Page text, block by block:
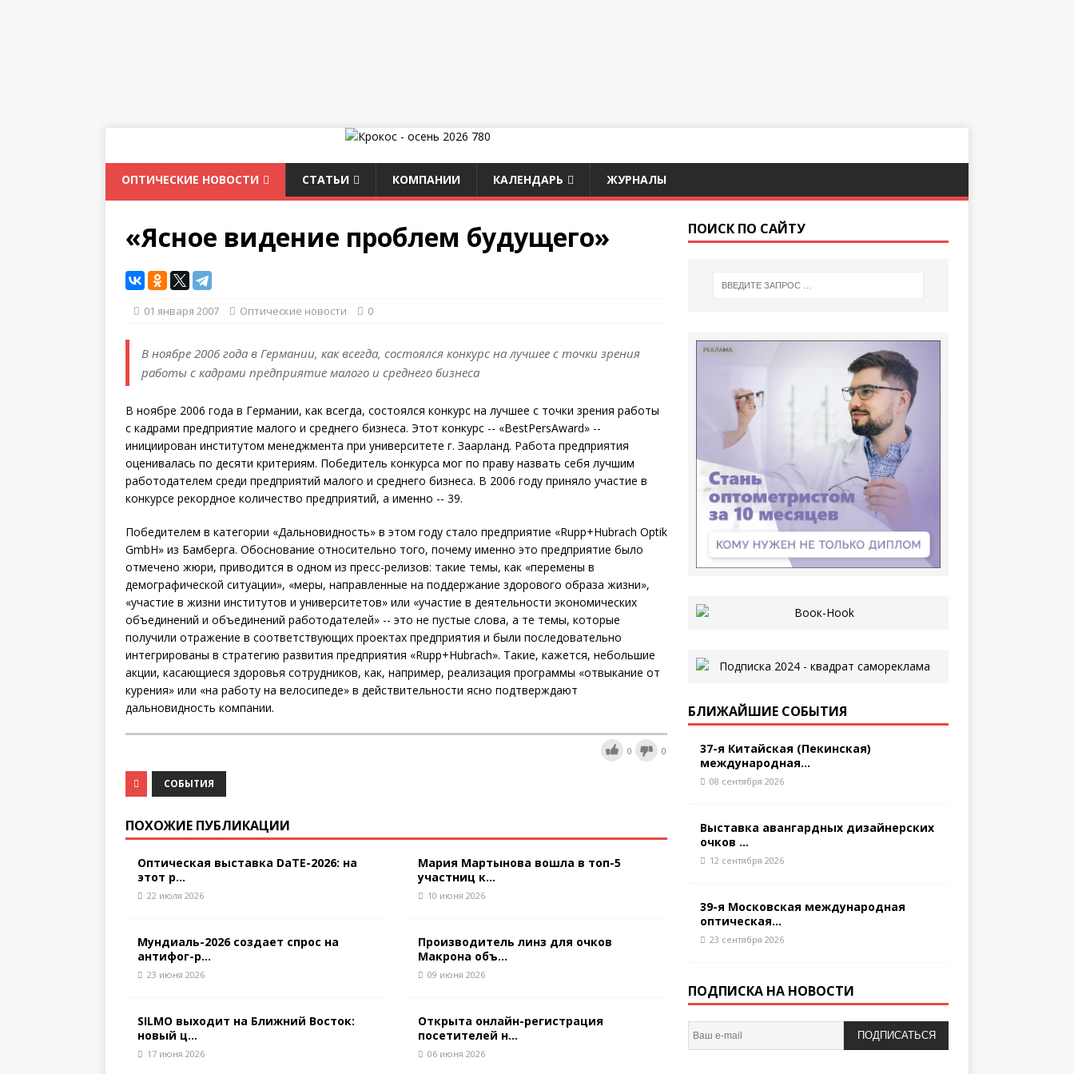
ОПТИЧЕСКИЕ НОВОСТИ СТАТЬИ КОМПАНИИ КАЛЕНДАРЬ ЖУРНАЛЫ
«Ясное видение проблем будущего»
01 января 2007 Оптические новости 0
В ноябре 2006 года в Германии, как всегда, состоялся конкурс на лучшее с точки зрения
работы с кадрами предприятие малого и среднего бизнеса
В ноябре 2006 года в Германии, как всегда, состоялся конкурс на лучшее с точки зрения работы
с кадрами предприятие малого и среднего бизнеса. Этот конкурс -- «BestPersAward» --
инициирован институтом менеджмента при университете г. Заарланд. Работа предприятия
оценивалась по десяти критериям. Победитель конкурса мог по праву назвать себя лучшим
работодателем среди предприятий малого и среднего бизнеса. В 2006 году приняло участие в
конкурсе рекордное количество предприятий, а именно -- 39.
Победителем в категории «Дальновидность» в этом году стало предприятие «Rupp+Hubrach Optik
GmbH» из Бамберга. Обоснование относительно того, почему именно это предприятие было
отмечено жюри, приводится в одном из пресс-релизов: такие темы, как «перемены в
демографической ситуации», «меры, направленные на поддержание здорового образа жизни»,
«участие в жизни институтов и университетов» или «участие в деятельности экономических
объединений и объединений работодателей» -- это не пустые слова, а те темы, которые
получили отражение в соответствующих проектах предприятия и были последовательно
интегрированы в стратегию развития предприятия «Rupp+Hubrach». Такие, кажется, небольшие
акции, касающиеся здоровья сотрудников, как, например, реализация программы «отвыкание от
курения» или «на работу на велосипеде» в действительности ясно подтверждают
дальновидность компании.
0 0
СОБЫТИЯ
ПОХОЖИЕ ПУБЛИКАЦИИ
Оптическая выставка DaTE-2026: на
этот р...
22 июля 2026
Мундиаль-2026 создает спрос на
антифог-р...
23 июня 2026
SILMO выходит на Ближний Восток:
новый ц...
17 июня 2026
Мария Мартынова вошла в топ-5
участниц к...
10 июня 2026
Производитель линз для очков
Макрона объ...
09 июня 2026
Открыта онлайн-регистрация
посетителей н...
06 июня 2026
ПОИСК ПО САЙТУ
БЛИЖАЙШИЕ СОБЫТИЯ
37-я Китайская (Пекинская)
международная...
08 сентября 2026
Выставка авангардных дизайнерских
очков ...
12 сентября 2026
39-я Московская международная
оптическая...
23 сентября 2026
ПОДПИСКА НА НОВОСТИ
ПОДПИСАТЬСЯ